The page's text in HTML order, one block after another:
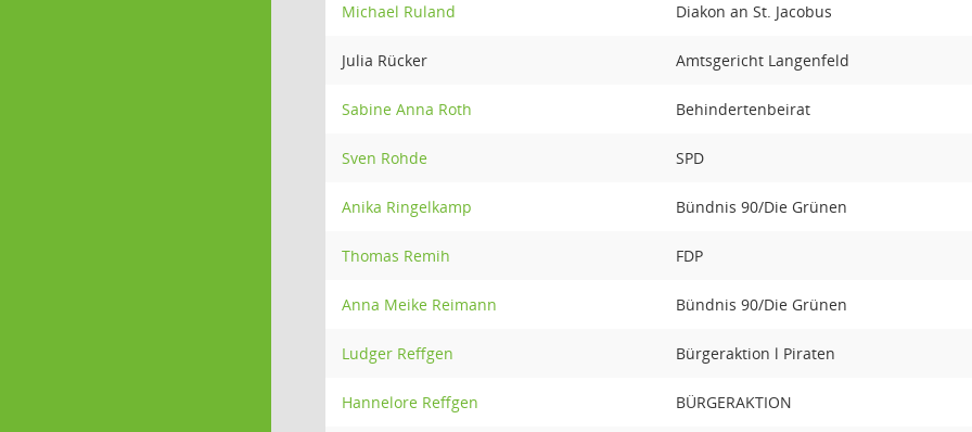
Michael Ruland Diakon an St. Jacobus
Julia Rücker Amtsgericht Langenfeld
Sabine Anna Roth Behindertenbeirat
Sven Rohde SPD
Anika Ringelkamp Bündnis 90/Die Grünen
Thomas Remih FDP
Anna Meike Reimann Bündnis 90/Die Grünen
Ludger Reffgen Bürgeraktion l Piraten
Hannelore Reffgen BÜRGERAKTION